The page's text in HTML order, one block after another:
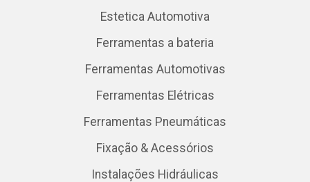
Estetica Automotiva
Ferramentas a bateria
Ferramentas Automotivas
Ferramentas Elétricas
Ferramentas Pneumáticas
Fixação & Acessórios
Instalações Hidráulicas